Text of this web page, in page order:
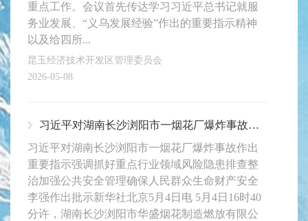
重点工作。会议首先传达学习习近平总书记就服
务业发展、“义乌发展经验”作出的重要指示精神
以及给四所...
昆玉经济技术开发区管理委员会
2026-05-08
习近平对湖南长沙浏阳市一烟花厂爆炸事故作出重要指示
习近平对湖南长沙浏阳市一烟花厂爆炸事故作出
重要指示强调抓好重点行业领域风险隐患排查整
治加强公共安全管理确保人民群众生命财产安全
李强作出批示新华社北京5月4日电 5月4日16时40
分许，湖南长沙浏阳市华盛烟花制造燃放有限公